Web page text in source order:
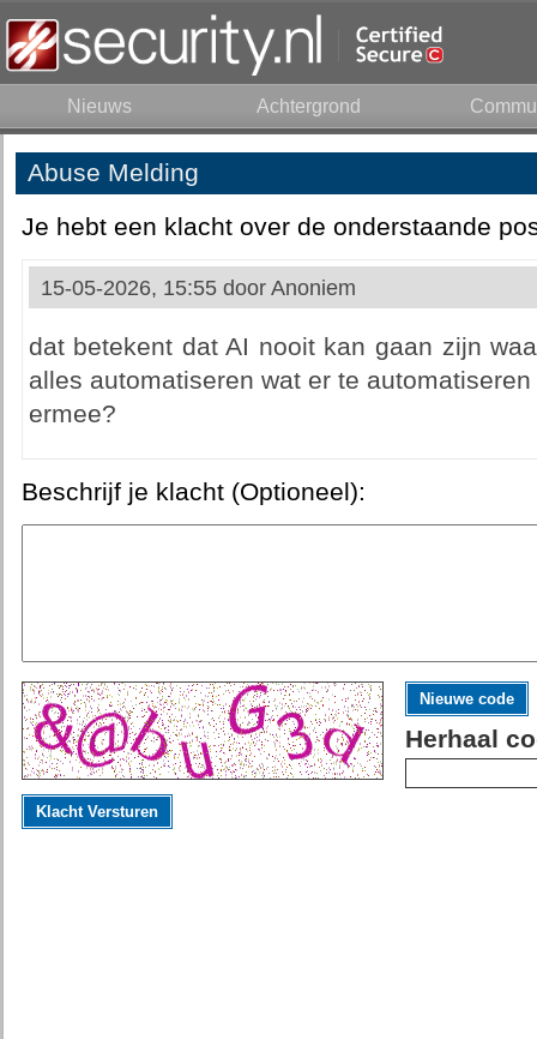
Nieuws Achtergrond
Abuse Melding
Je hebt een klacht over de onderstaande
15-05-2026, 15:55 door Anoniem
dat betekent dat AI nooit kan gaan zijn
alles automatiseren wat er te
ermee?
Beschrijf je klacht (Optioneel):
Nieuwe code
Herhaal
Klacht Versturen